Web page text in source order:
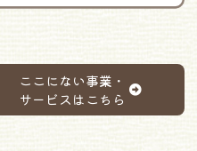
ここにない事業・
サービスはこちら